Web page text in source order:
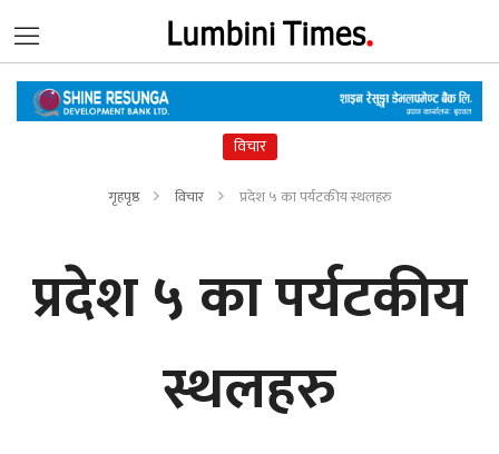
विचार
गृहपृष्ठ विचार प्रदेश ५ का पर्यटकीय स्थलहरु
प्रदेश ५ का पर्यटकीय
स्थलहरु